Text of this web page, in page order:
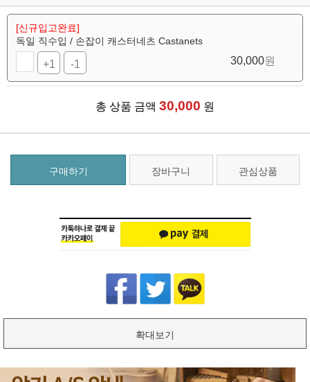
[신규입고완료]
독일 직수입 / 손잡이 캐스터네츠 Castanets
+1 -1 30,000원
총 상품 금액 30,000 원
구매하기 장바구니 관심상품
확대보기